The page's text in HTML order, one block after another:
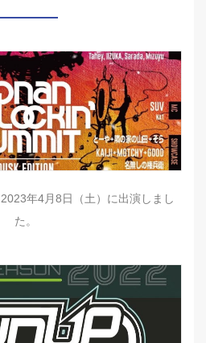
年4月8日（土）に出演しまし
た。